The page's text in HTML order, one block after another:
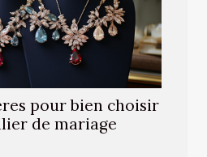
pour bien choisir
de mariage